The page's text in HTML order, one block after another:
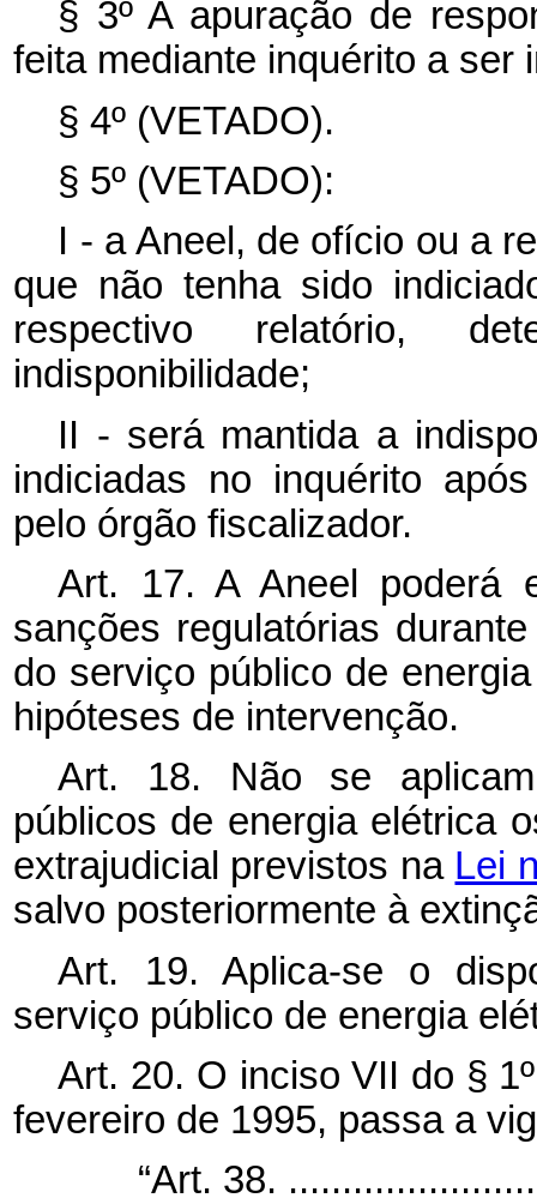
§ 3º A apuração de
feita mediante inquérito a ser
§ 4º (VETADO).
§ 5º (VETADO):
I - a Aneel, de ofício ou a
que não tenha sido
respectivo relatório,
indisponibilidade;
II - será mantida a
indiciadas no inquérito
pelo órgão fiscalizador.
Art. 17. A Aneel poderá
sanções regulatórias
do serviço público de
hipóteses de intervenção.
Art. 18. Não se
públicos de energia elétrica
extrajudicial previstos na Lei
salvo posteriormente à
Art. 19. Aplica-se o
serviço público de energia
Art. 20. O inciso VII do §
fevereiro de 1995, passa a
“Art. 38.